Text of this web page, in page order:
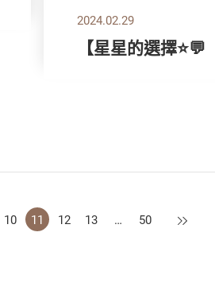
2024.02.29
【星星的選擇
10 11 12 13 … 50 下一頁